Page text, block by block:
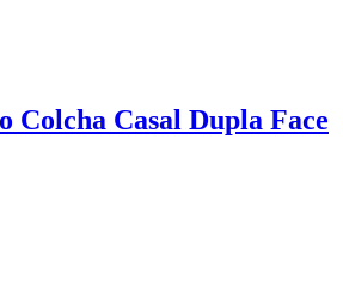
Colcha Casal Dupla Face